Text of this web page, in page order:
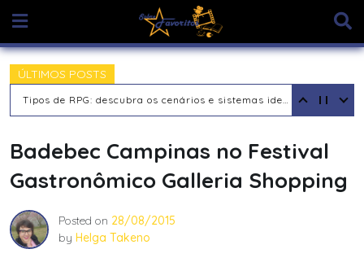
content
ÚLTIMOS POSTS
Tipos de RPG: descubra os cenários e sistemas ideais para sua aventura
Badebec Campinas no Festival
Gastronômico Galleria Shopping
Posted on 28/08/2015
by Helga Takeno